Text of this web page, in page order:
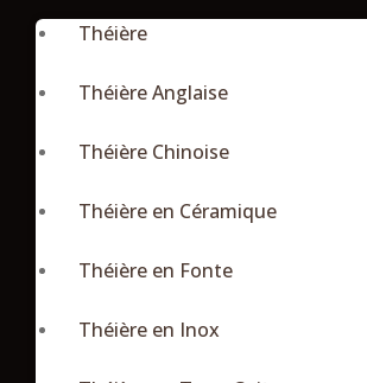
Théière
Théière Anglaise
Théière Chinoise
Théière en Céramique
Théière en Fonte
Théière en Inox